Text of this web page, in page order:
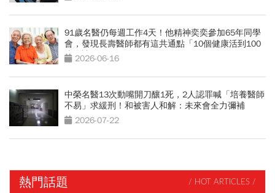
91歲名醫仍每週工作4天！他精神奕奕參加65年同學
會，發現長壽醫師都有這共通點「10個健康活到100
歲秘訣」
2026-06-16
中榮名醫13次動嘴開刀釀1死，2人認罪喊「培養醫師
不易」求緩刑！和被害人和解：未來會全力彌補
2026-07-22
熱門話題 / HOT ARTICLES /